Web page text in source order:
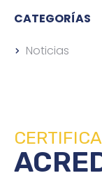
CATEGORÍAS
Noticias